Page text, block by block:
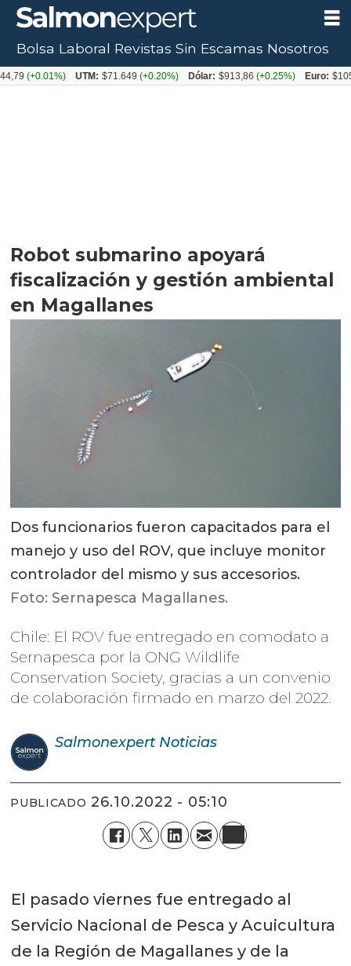
Robot submarino apoyará
fiscalización y gestión ambiental
en Magallanes
Dos funcionarios fueron capacitados para el
manejo y uso del ROV, que incluye monitor
controlador del mismo y sus accesorios.
Foto: Sernapesca Magallanes.
Chile: El ROV fue entregado en comodato a
Sernapesca por la ONG Wildlife
Conservation Society, gracias a un convenio
de colaboración firmado en marzo del 2022.
Salmonexpert Noticias
PUBLICADO 26.10.2022 - 05:10
El pasado viernes fue entregado al
Servicio Nacional de Pesca y Acuicultura
de la Región de Magallanes y de la
Bolsa Laboral Revistas Sin Escamas Nosotros
UTM: $71.649(+0.20%) Dólar: $913,86(+0.25%) Euro: $1053,08(-